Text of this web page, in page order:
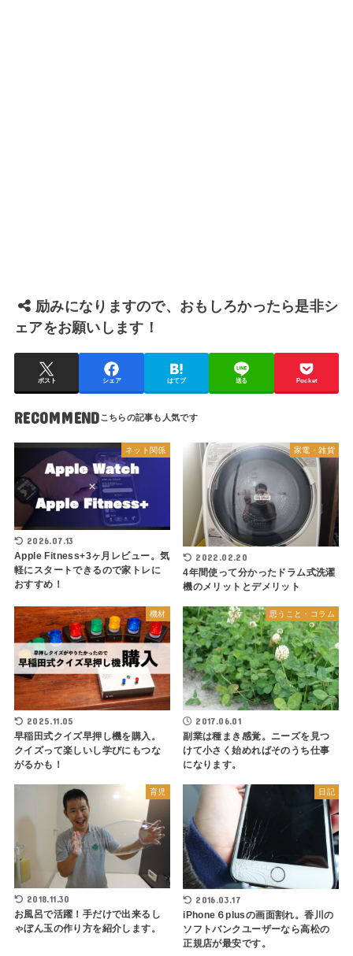
励みになりますので、おもしろかったら是非シ
ェアをお願いします！
ポスト シェア はてブ 送る Pocket
RECOMMEND
ネット関係
2026.07.13
Apple Fitness+3ヶ月レビュー。気
軽にスタートできるので家トレに
おすすめ！
家電・雑貨
2022.02.20
4年間使って分かったドラム式洗濯
機のメリットとデメリット
機材
2025.11.05
早稲田式クイズ早押し機を購入。
クイズって楽しいし学びにもつな
がるかも！
思うこと・コラム
2017.06.01
副業は種まき感覚。ニーズを見つ
けて小さく始めればそのうち仕事
になります。
育児
2018.11.30
お風呂で活躍！手だけで出来るし
ゃぼん玉の作り方を紹介します。
日記
2016.03.17
iPhone６plusの画面割れ。香川の
ソフトバンクユーザーなら高松の
正規店が最安です。